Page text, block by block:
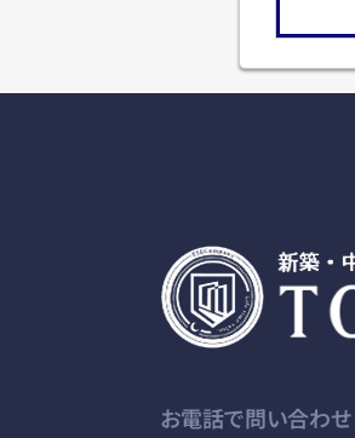
お電話で問い合わせ